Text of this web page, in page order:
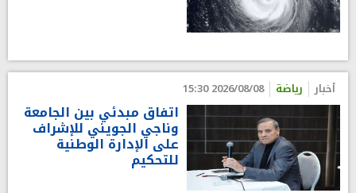
أخبار رياضة 2026/08/08 15:30
اتفاق مبدئي بين الجامعة
وناجي الجويني للإشراف
على الإدارة الوطنية
للتحكيم